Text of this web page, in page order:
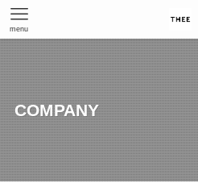
menu
COMPANY